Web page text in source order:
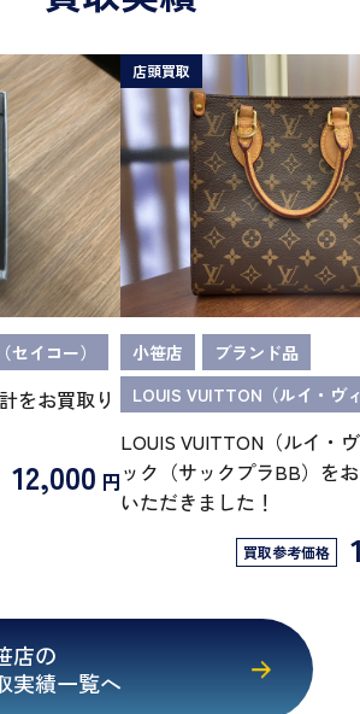
セイコー）
をお買取り
12,000 円
店頭買取
小笹店
ブランド品
LOUIS VUITTON（ルイ・ヴィ
LOUIS VUITTON（ルイ・
ック（サックプラBB）を
いただきました！
買取参考価格
店の
実績一覧へ